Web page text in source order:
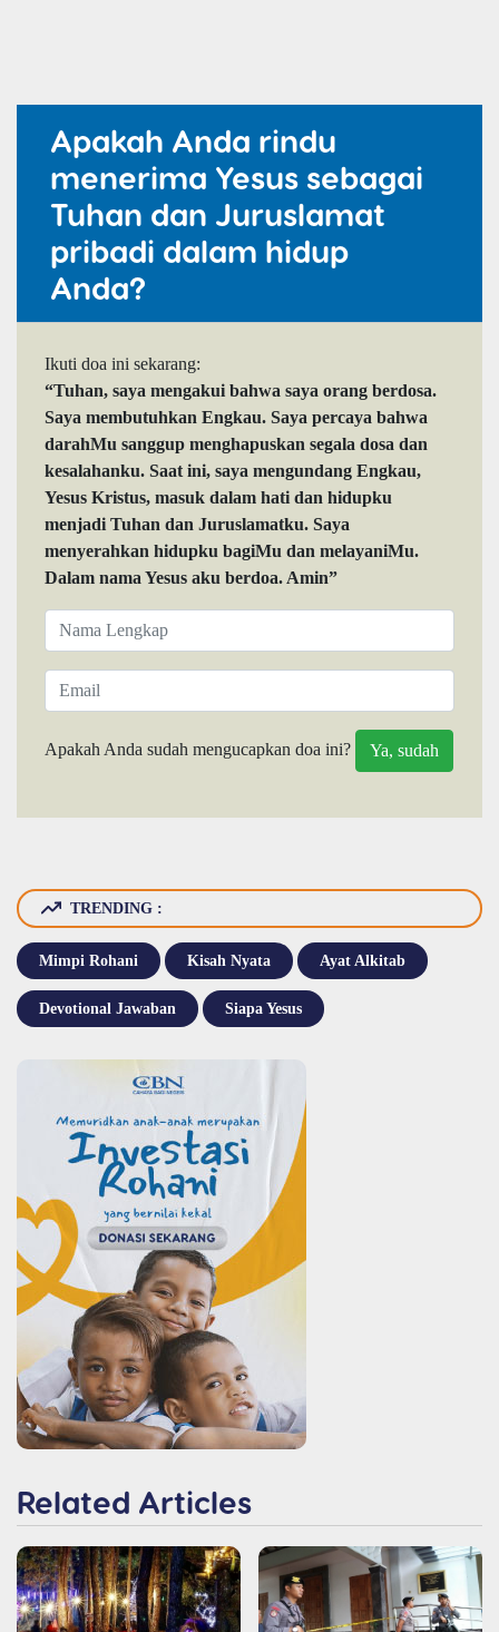
Apakah Anda rindu
menerima Yesus sebagai
Tuhan dan Juruslamat
pribadi dalam hidup
Anda?
Ikuti doa ini sekarang:
“Tuhan, saya mengakui bahwa saya orang berdosa.
Saya membutuhkan Engkau. Saya percaya bahwa
darahMu sanggup menghapuskan segala dosa dan
kesalahanku. Saat ini, saya mengundang Engkau,
Yesus Kristus, masuk dalam hati dan hidupku
menjadi Tuhan dan Juruslamatku. Saya
menyerahkan hidupku bagiMu dan melayaniMu.
Dalam nama Yesus aku berdoa. Amin”
Apakah Anda sudah mengucapkan doa ini?
TRENDING :
Mimpi Rohani Kisah Nyata Ayat Alkitab
Devotional Jawaban Siapa Yesus
Related Articles